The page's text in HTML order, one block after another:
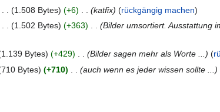
1.508 Bytes +6 katfix
rückgängig machen
1.502 Bytes +363
Bilder umsortiert. Ausstattung
1.139 Bytes +429 Bilder sagen mehr als Worte ...
710 Bytes +710 auch wenn es jeder wissen sollte ...